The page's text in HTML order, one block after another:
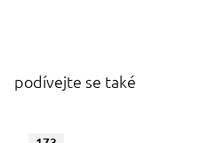
podívejte se také